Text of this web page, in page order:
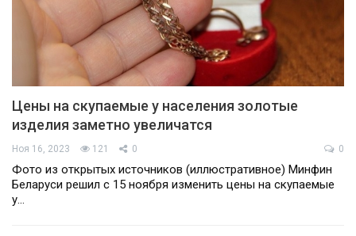
Цены на скупаемые у населения золотые
изделия заметно увеличатся
Ноя 16, 2023 121 0 0
Фото из открытых источников (иллюстративное) Минфин
Беларуси решил с 15 ноября изменить цены на скупаемые
у…